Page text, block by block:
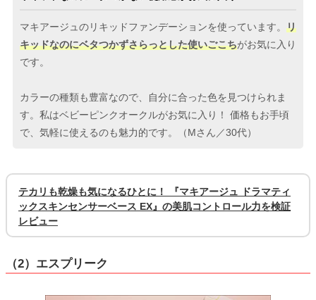
マキアージュのリキッドファンデーションを使っています。 リ
キッドなのにベタつかずさらっとした使いごこちがお気に入り
です。
カラーの種類も豊富なので、自分に合った色を見つけられま
す。私はベビーピンクオークルがお気に入り！ 価格もお手頃
で、気軽に使えるのも魅力的です。（Mさん／30代）
テカリも乾燥も気になるひとに！ 『マキアージュ ドラマティ
ックスキンセンサーベース EX』の美肌コントロール力を検証
レビュー
（2）エスプリーク